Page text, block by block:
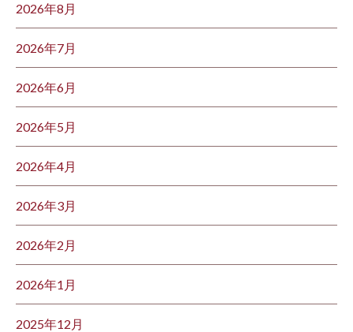
2026年8月
2026年7月
2026年6月
2026年5月
2026年4月
2026年3月
2026年2月
2026年1月
2025年12月